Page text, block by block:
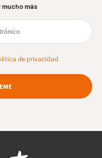
más
de privacidad